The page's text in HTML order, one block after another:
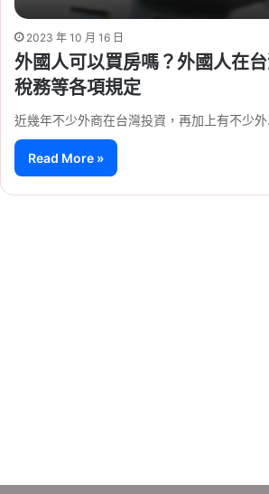
2023 年 10 月 16 日
外國人可以買房嗎？外國人在
稅務等各項規定
近幾年不少外商在台灣投資，再加上有不少
Read More »